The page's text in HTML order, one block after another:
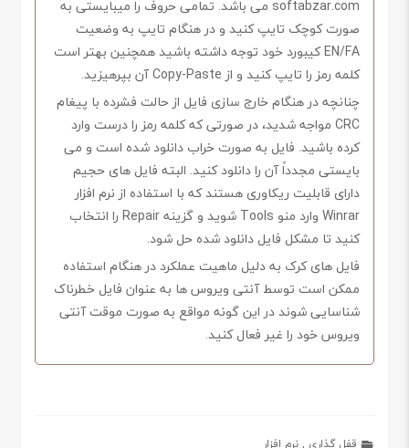
softabzar.com می باشد. تمامی حروف را میبایستی به
صورت کوچک تایپ کنید و در هنگام تایپ به وضعیت
EN/FA کیبورد خود توجه داشته باشید همچنین بهتر است
کلمه رمز را تایپ کنید و از Copy-Paste آن بپرهیزید.
چنانچه در هنگام خارج سازی فایل از حالت فشرده با پیغام
CRC مواجه شدید، در صورتی که کلمه رمز را درست وارد
کرده باشید. فایل به صورت خراب دانلود شده است و می
بایستی مجدداً آن را دانلود کنید. البته فایل های حجیم
دارای قابلیت ریکاوری هستند که با استفاده از نرم افزار
Winrar وارد منو Tools شوید و گزینه Repair را انتخاب
کنید تا مشکل فایل دانلود شده حل شود.
فایل های کرک به دلیل ماهیت عملکرد در هنگام استفاده
ممکن است توسط آنتی ویروس ها به عنوان فایل خطرناک
شناسایی شوند در این گونه مواقع به صورت موقت آنتی
ویروس خود را غیر فعال کنید.
قفل گذاری ,نرم افزار